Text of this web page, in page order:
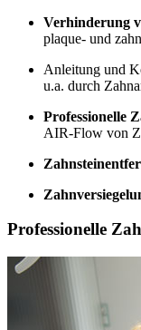
Verhinderung
plaque- und
Anleitung und
u.a. durch
Professionelle
AIR-Flow von
Professionelle